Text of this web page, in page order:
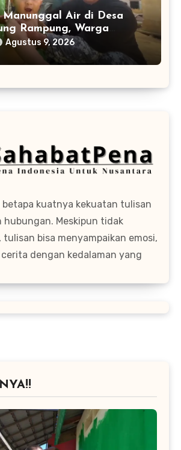
Manunggal Air di Desa
Rampung, Warga
Senyum
Agustus 9, 2026
betapa kuatnya kekuatan tulisan
hubungan. Meskipun tidak
tulisan bisa menyampaikan emosi,
dengan kedalaman yang